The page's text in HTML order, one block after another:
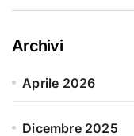
Archivi
Aprile 2026
Dicembre 2025